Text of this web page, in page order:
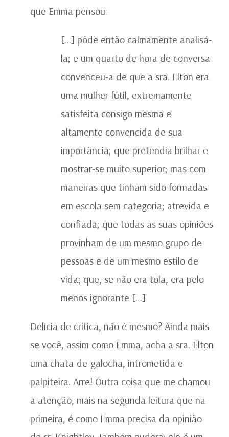
que Emma pensou:
[…] pôde então calmamente analisá-
la; e um quarto de hora de conversa
convenceu-a de que a sra. Elton era
uma mulher fútil, extremamente
satisfeita consigo mesma e
altamente convencida de sua
importância; que pretendia brilhar e
mostrar-se muito superior; mas com
maneiras que tinham sido formadas
em escola sem categoria; atrevida e
confiada; que todas as suas opiniões
provinham de um mesmo grupo de
pessoas e de um mesmo estilo de
vida; que, se não era tola, era pelo
menos ignorante […]
Delícia de crítica, não é mesmo? Ainda mais
se você, assim como Emma, acha a sra. Elton
uma chata-de-galocha, intrometida e
palpiteira. Arre! Outra coisa que me chamou
a atenção, mais na segunda leitura que na
primeira, é como Emma precisa da opinião